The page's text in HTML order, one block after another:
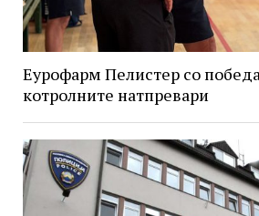
Еурофарм Пелистер со
котролните натпревари